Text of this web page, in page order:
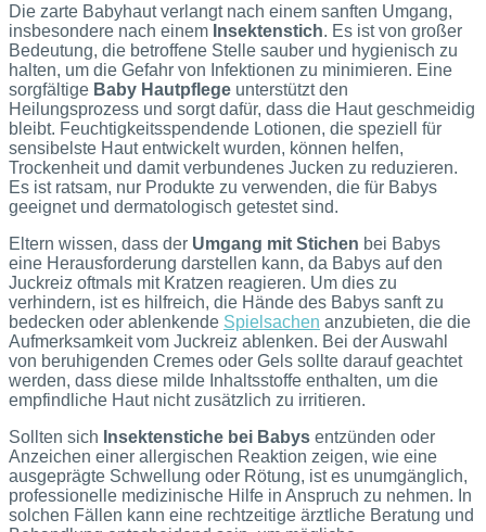
Die zarte Babyhaut verlangt nach einem sanften Umgang,
insbesondere nach einem Insektenstich. Es ist von großer
Bedeutung, die betroffene Stelle sauber und hygienisch zu
halten, um die Gefahr von Infektionen zu minimieren. Eine
sorgfältige Baby Hautpflege unterstützt den
Heilungsprozess und sorgt dafür, dass die Haut geschmeidig
bleibt. Feuchtigkeitsspendende Lotionen, die speziell für
sensibelste Haut entwickelt wurden, können helfen,
Trockenheit und damit verbundenes Jucken zu reduzieren.
Es ist ratsam, nur Produkte zu verwenden, die für Babys
geeignet und dermatologisch getestet sind.
Eltern wissen, dass der Umgang mit Stichen bei Babys
eine Herausforderung darstellen kann, da Babys auf den
Juckreiz oftmals mit Kratzen reagieren. Um dies zu
verhindern, ist es hilfreich, die Hände des Babys sanft zu
bedecken oder ablenkende Spielsachen anzubieten, die die
Aufmerksamkeit vom Juckreiz ablenken. Bei der Auswahl
von beruhigenden Cremes oder Gels sollte darauf geachtet
werden, dass diese milde Inhaltsstoffe enthalten, um die
empfindliche Haut nicht zusätzlich zu irritieren.
Sollten sich Insektenstiche bei Babys entzünden oder
Anzeichen einer allergischen Reaktion zeigen, wie eine
ausgeprägte Schwellung oder Rötung, ist es unumgänglich,
professionelle medizinische Hilfe in Anspruch zu nehmen. In
solchen Fällen kann eine rechtzeitige ärztliche Beratung und